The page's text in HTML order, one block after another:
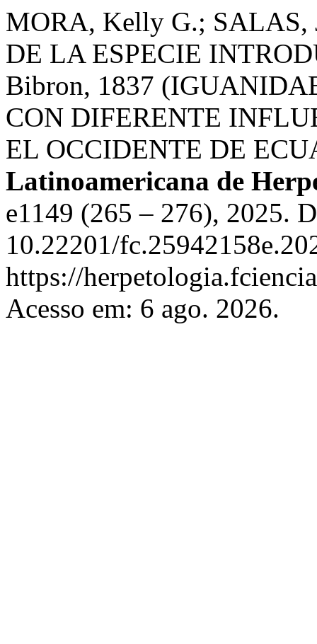
MORA, Kelly G.; SALAS,
DE LA ESPECIE
Bibron, 1837
CON DIFERENTE
EL OCCIDENTE DE
Latinoamericana de
e1149 (265 – 276), 2025.
10.22201/
https://
Acesso em: 6 ago. 2026.